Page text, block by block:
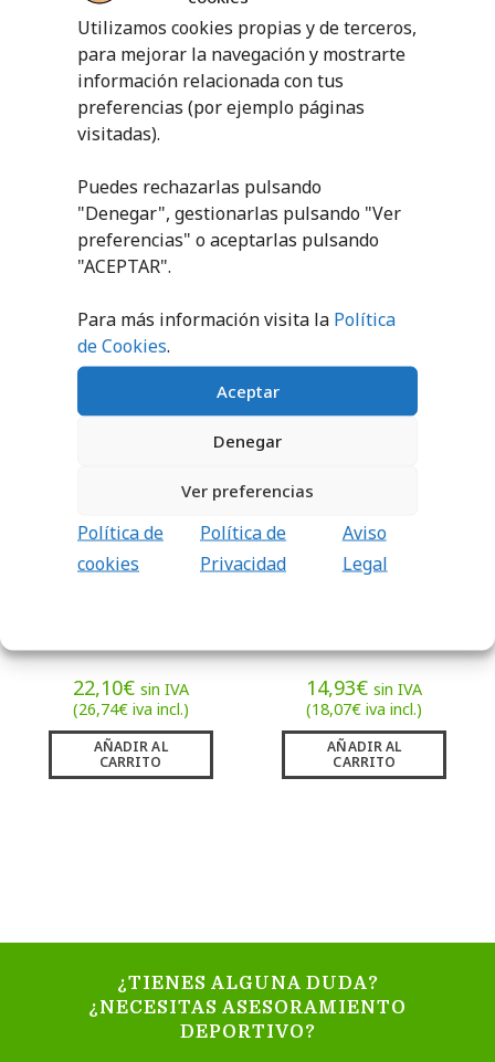
Utilizamos cookies propias y de terceros,
para mejorar la navegación y mostrarte
información relacionada con tus
preferencias (por ejemplo páginas
visitadas).
Puedes rechazarlas pulsando
"Denegar", gestionarlas pulsando "Ver
preferencias" o aceptarlas pulsando
"ACEPTAR".
Para más información visita la Política
de Cookies.
Aceptar
Denegar
Ver preferencias
Política de
cookies
Política de
Privacidad
Aviso
Legal
HORIZONTAL
MADERA METRO
LINEAL
85,21€ sin IVA
AÑADIR AL
CARRITO
VALLA SALTO
18,00€ - 31,85
OPCIONES
22,10€ sin IVA
(26,74€iva incl.)
AÑADIR AL
CARRITO
14,93€ sin IVA
(18,07€ iva incl.)
AÑADIR AL
CARRITO
¿TIENES ALGUNA DUDA?
¿NECESITAS ASESORAMIENTO
DEPORTIVO?